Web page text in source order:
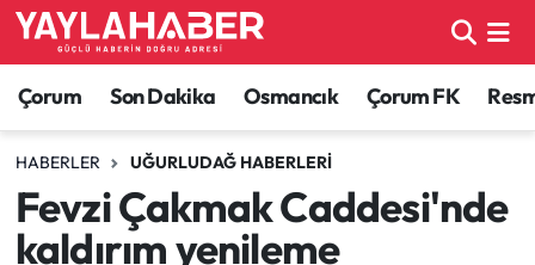
Çorum Son Dakika Osmancık Çorum FK
HABERLER UĞURLUDAĞ HABERLERI
Fevzi Çakmak Caddesi'nde
kaldırım yenileme
Alaca Haberleri
Bayat Haberleri
Bilgi - Keşfet Haberleri
Çorum Nöbetçi Eczaneler
Çorum Hava Durumu
Çorum Namaz Vakitleri